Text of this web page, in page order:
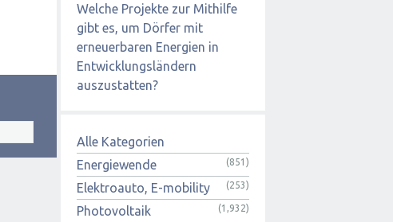
Welche Projekte zur Mithilfe
gibt es, um Dörfer mit
erneuerbaren Energien in
Entwicklungsländern
auszustatten?
Alle Kategorien
Energiewende
(851)
Elektroauto, E-mobility (253)
Photovoltaik (1,932)